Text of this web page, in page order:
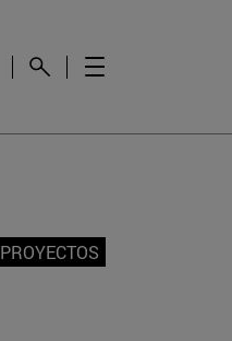
PROYECTOS